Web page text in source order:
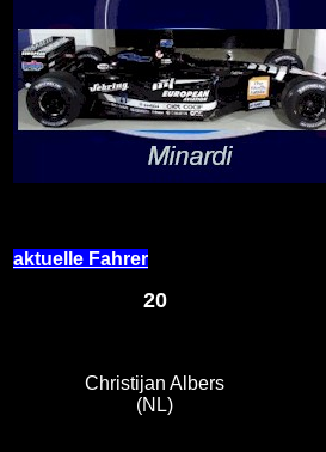
aktuelle Fahrer
20
Christijan Albers
(NL)